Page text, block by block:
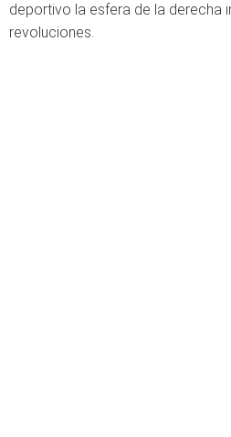
deportivo la esfera de la derecha
revoluciones.